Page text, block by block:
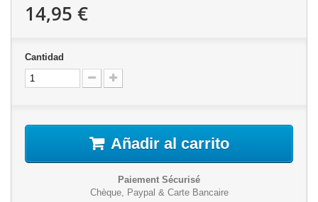
14,95 €
Cantidad
Añadir al carrito
Paiement Sécurisé
Chèque, Paypal & Carte Bancaire